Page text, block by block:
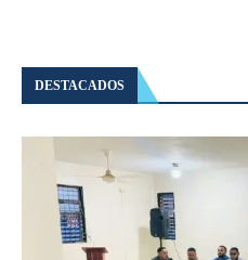
DESTACADOS